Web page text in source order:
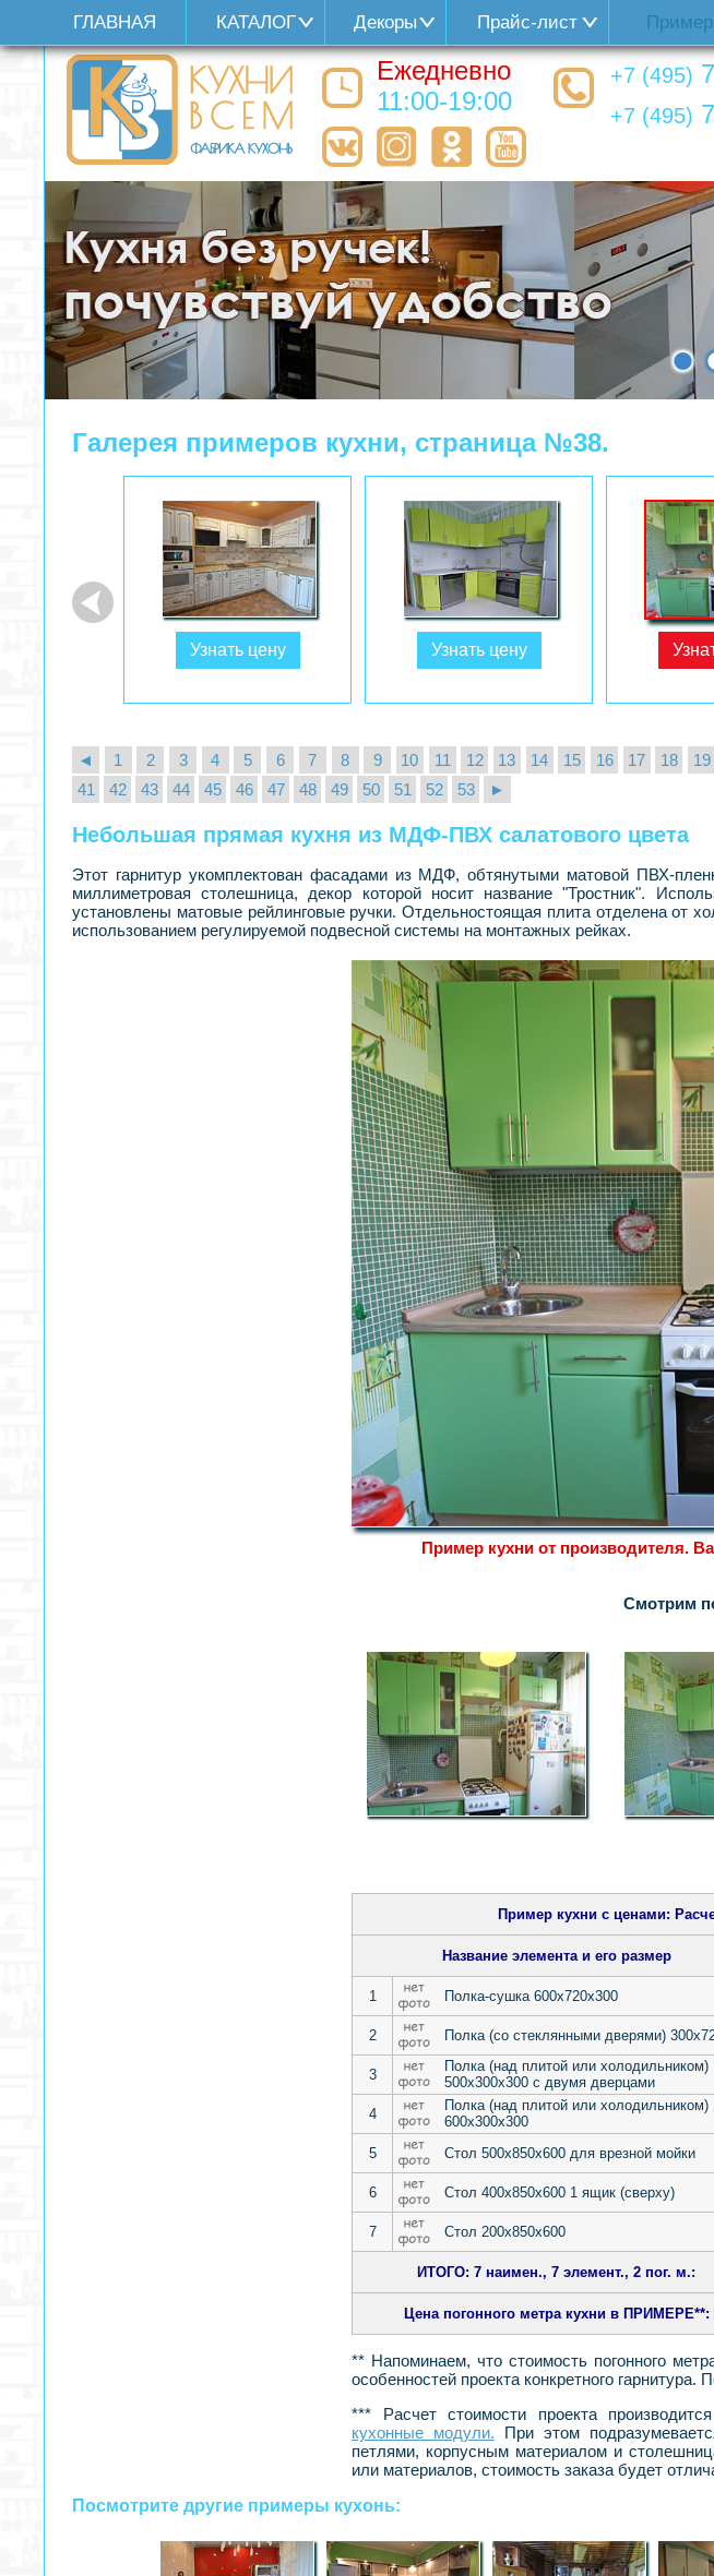
ГЛАВНАЯ КАТАЛОГ Декоры Прайс-лист
Ежедневно
11:00-19:00
+7 (495)
+7 (495)
•
Галерея примеров кухни, страница №38.
Узнать цену Узнать цену
◄ 1 2 3 4 5 6 7 8 9 10 11 12 13 14 15 16 17 18 19
41
42 43 44 45 46 47 48 49 50 51 52 53 ►
Небольшая прямая кухня из МДФ-ПВХ салатового цвета
Этот гарнитур укомплектован фасадами из МДФ, обтянутыми матовой ПВХ-
миллиметровая столешница, декор которой носит название "Тростник".
установлены матовые рейлинговые ручки. Отдельностоящая плита отделена
использованием регулируемой подвесной системы на монтажных рейках.
Пример кухни от производителя.
Смотрим
Пример кухни с ценами:
Название элемента и его размер
1 Полка-сушка 600х720х300
2 Полка (со стеклянными дверями)
3
Полка (над плитой или холодильником)
500х300х300 с двумя дверцами
4
Полка (над плитой или холодильником)
600х300х300
5 Стол 500х850х600 для врезной мойки
6 Стол 400х850х600 1 ящик (сверху)
7 Стол 200х850х600
ИТОГО: 7 наимен., 7 элемент., 2 пог. м.:
Цена погонного метра кухни в ПРИМЕРЕ**:
** Напоминаем, что стоимость погонного
особенностей проекта конкретного гарнитура.
*** Расчет стоимости проекта
кухонные модули. При этом
петлями, корпусным материалом и
или материалов, стоимость заказа будет
Посмотрите другие примеры кухонь: